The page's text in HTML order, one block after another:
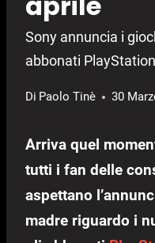
Sony annuncia i
abbonati
Di Paolo Tinè 30
Arriva quel
tutti i fan delle
aspettano
madre riguardo i